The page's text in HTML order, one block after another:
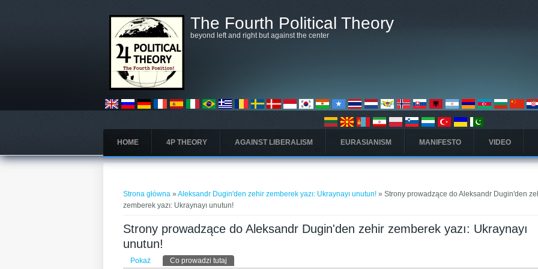
The Fourth Political Theory
beyond left and right but against the center
HOME 4P THEORY AGAINST LIBERALISM EURASIANISM MANIFESTO VIDEO
Strona główna »Aleksandr Dugin'den zehir zemberek yazı: Ukraynayı unutun! » Strony prowadzące do Aleksandr Dugin'den
zemberek yazı: Ukraynayı unutun!
Strony prowadzące do Aleksandr Dugin'den zehir zemberek yazı: Ukraynayı
unutun!
Karty podstawowe
Pokaż Co prowadzi tutaj